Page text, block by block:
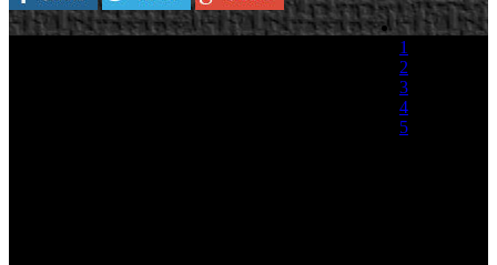
1
2
3
4
5
OnLive es un pequeño terminal que se instala